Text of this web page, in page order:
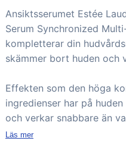
Ansiktsserumet Estée
Serum Synchronized
kompletterar din
skämmer bort huden och
Effekten som den höga
ingredienser har på
och verkar snabbare än
Läs mer